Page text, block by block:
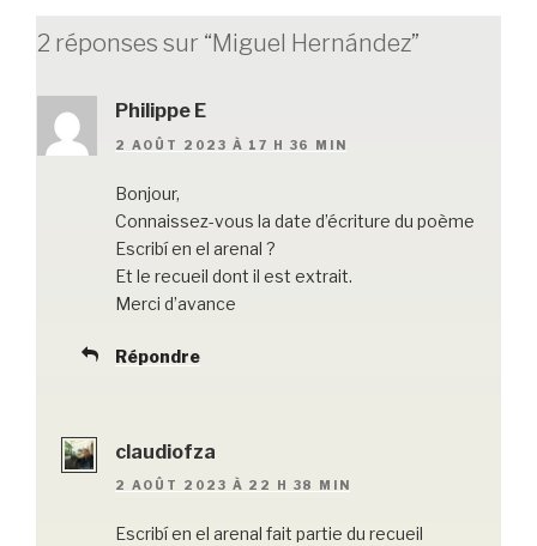
k
2 réponses sur “Miguel Hernández”
Philippe E
2 AOÛT 2023 À 17 H 36 MIN
Bonjour,
Connaissez-vous la date d’écriture du poème
Escribí en el arenal ?
Et le recueil dont il est extrait.
Merci d’avance
Répondre
claudiofza
2 AOÛT 2023 À 22 H 38 MIN
Escribí en el arenal fait partie du recueil